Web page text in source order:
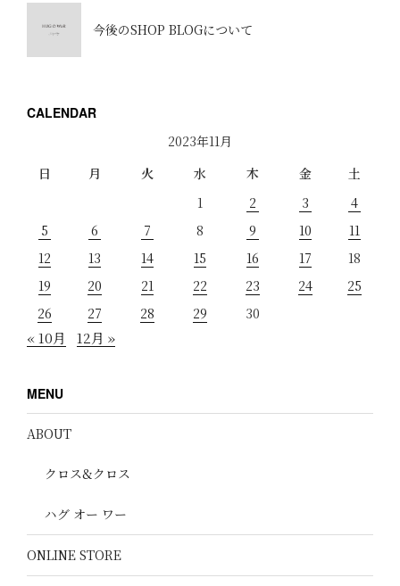
今後のSHOP BLOGについて
CALENDAR
2023年11月
日
月 火 水 木 金
土
1
2 3
4
5
6 7 8 9 10
11
12
13 14 15 16 17
18
19
20 21 22 23 24
25
26
27 28 29 30
« 10月 12月 »
MENU
ABOUT
クロス&クロス
ハグ オー ワー
ONLINE STORE